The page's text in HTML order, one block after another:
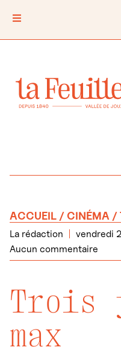
ACCUEIL /CINÉMA /
La rédaction
vendredi
Aucun commentaire
Trois
max